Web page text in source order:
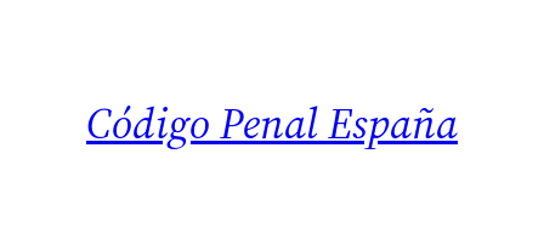
Código Penal España